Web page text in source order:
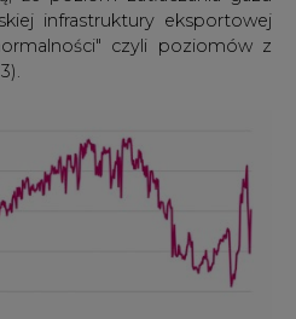
że chiński import LNG
o 10% notując nowy
taniego surowca, aby
w przemyśle i silny
i chińscy handlowcy
w tym roku rekordowy
LNG, co stanowi o jedną
roku, a przy takim tempie
prześcigną Japonię jako
świecie.